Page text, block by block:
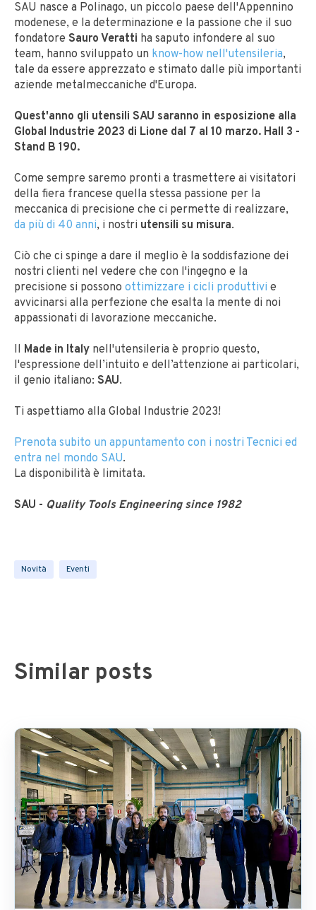
SAU nasce a Polinago, un piccolo paese dell'Appennino
modenese, e la determinazione e la passione che il suo
fondatore Sauro Veratti ha saputo infondere al suo
team, hanno sviluppato un know-how nell'utensileria,
tale da essere apprezzato e stimato dalle più importanti
aziende metalmeccaniche d'Europa.
Quest'anno gli utensili SAU saranno in esposizione alla
Global Industrie 2023 di Lione dal 7 al 10 marzo. Hall 3 -
Stand B 190.
Come sempre saremo pronti a trasmettere ai visitatori
della fiera francese quella stessa passione per la
meccanica di precisione che ci permette di realizzare,
da più di 40 anni, i nostri utensili su misura.
Ciò che ci spinge a dare il meglio è la soddisfazione dei
nostri clienti nel vedere che con l'ingegno e la
precisione si possono ottimizzare i cicli produttivi e
avvicinarsi alla perfezione che esalta la mente di noi
appassionati di lavorazione meccaniche.
Il Made in Italy nell'utensileria è proprio questo,
l'espressione dell’intuito e dell’attenzione ai particolari,
il genio italiano: SAU.
Ti aspettiamo alla Global Industrie 2023!
Prenota subito un appuntamento con i nostri Tecnici ed
entra nel mondo SAU.
La disponibilità è limitata.
SAU - Quality Tools Engineering since 1982
Novità Eventi
Similar posts